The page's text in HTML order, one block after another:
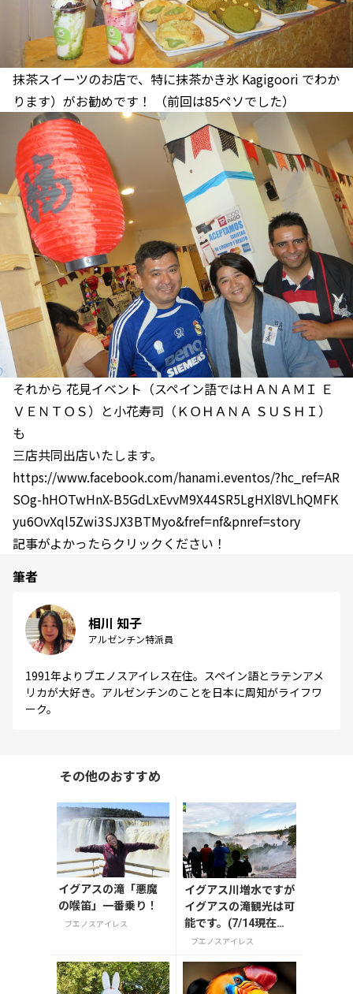
抹茶スイーツのお店で、特に抹茶かき氷 Kagigoori でわか
ります）がお勧めです！ （前回は85ペソでした）
それから 花見イベント（スペイン語ではＨＡＮＡＭＩ Ｅ
ＶＥＮＴＯＳ）と小花寿司（ＫＯＨＡＮＡ ＳＵＳＨＩ）
も
三店共同出店いたします。
https://www.facebook.com/hanami.eventos/?hc_ref=AR
SOg-hHOTwHnX-B5GdLxEvvM9X44SR5LgHXl8VLhQMFK
yu6OvXql5Zwi3SJX3BTMyo&fref=nf&pnref=story
記事がよかったらクリックください！
筆者
相川 知子
アルゼンチン特派員
1991年よりブエノスアイレス在住。スペイン語とラテンアメ
リカが大好き。アルゼンチンのことを日本に周知がライフワ
ーク。
その他のおすすめ
イグアスの滝「悪魔
の喉笛」一番乗り！
ブエノスアイレス
イグアス川増水ですが
イグアスの滝観光は可
能です。(7/14現在情
報）
ブエノスアイレス